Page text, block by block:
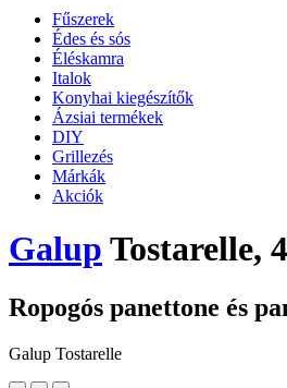
Fűszerek
Édes és sós
Éléskamra
Italok
Konyhai kiegészítők
Ázsiai termékek
DIY
Grillezés
Márkák
Akciók
Galup Tostarelle,
Ropogós panettone és
Galup Tostarelle